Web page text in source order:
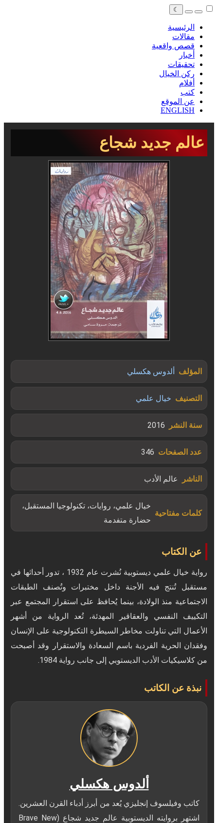
☾
الرئيسية
مقالات
قصص واقعية
أخبار
تحقيقات
ركن الخيال
أفلام
كتب
عن الموقع
ENGLISH
عالم جديد شجاع
المؤلف ألدوس هكسلي
التصنيف خيال علمي
سنة النشر 2016
عدد الصفحات 346
الناشر عالم الأدب
كلمات مفتاحية
خيال علمي، روايات، تكنولوجيا المستقبل،
حضارة متفدمة
عن الكتاب
رواية خيال علمي ديستوبية نُشرت عام 1932 ، تدور أحداثها في
مستقبل تُنتج فيه الأجنة داخل مختبرات وتُصنف الطبقات
الاجتماعية منذ الولادة، بينما يُحافظ على استقرار المجتمع عبر
التكييف النفسي والعقاقير المهدئة، تُعد الرواية من أشهر
الأعمال التي تناولت مخاطر السيطرة التكنولوجية على الإنسان
وفقدان الحرية الفردية باسم السعادة والاستقرار وقد أصبحت
من كلاسيكيات الأدب الديستوبي إلى جانب رواية 1984.
نبذة عن الكاتب
ألدوس هكسلي
كاتب وفيلسوف إنجليزي يُعد من أبرز أدباء القرن العشرين.
اشتهر بروايته الديستوبية عالم جديد شجاع (Brave New